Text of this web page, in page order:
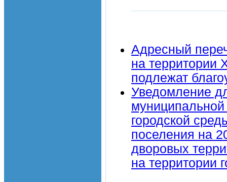
Адресный
на территории
подлежат
Уведомление
городской
поселения на
дворовых
на территории